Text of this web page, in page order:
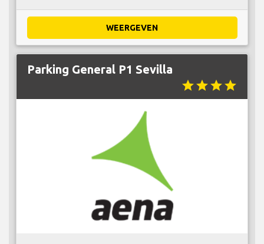
WEERGEVEN
Parking General P1 Sevilla
starstarstarstar